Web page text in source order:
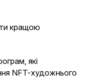
кращою
які
NFT-художнього